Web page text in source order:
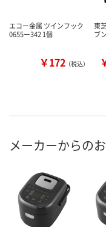
エコー金属 ツインフック
0655ー342 1個
￥172 （税込）
東
ブ
メーカーからの